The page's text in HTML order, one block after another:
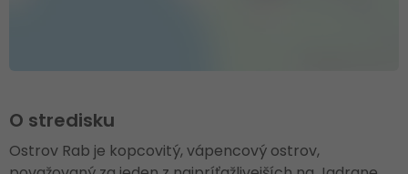
O stredisku
Ostrov Rab je kopcovitý, vápencový ostrov,